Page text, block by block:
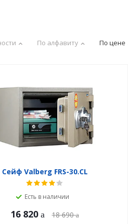
По алфавиту По цене
Сейф Valberg FRS-30.CL
Есть в наличии
16 820 18 690